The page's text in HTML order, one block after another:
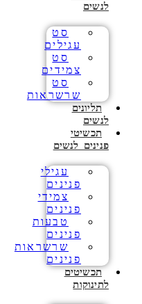
לנשים
סט
עגילים
סט
צמידים
סט
שרשראות
תליונים
לנשים
תכשיטי
פנינים לנשים
עגילי
פנינים
צמידי
פנינים
טבעות
פנינים
שרשראות
פנינים
תכשיטים
לתינוקות